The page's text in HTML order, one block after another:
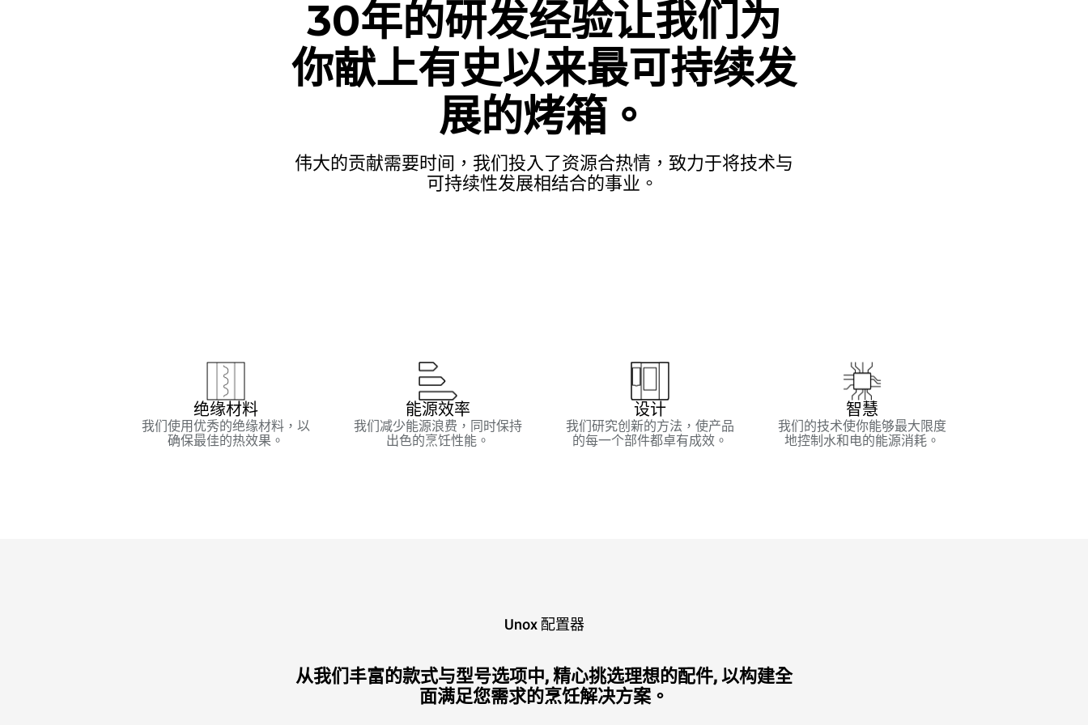
30年的研发经验让我们为
你献上有史以来最可持续发
展的烤箱。
伟大的贡献需要时间，我们投入了资源合热情，致力于将技术与
可持续性发展相结合的事业。
绝缘材料
我们使用优秀的绝缘材料，以
确保最佳的热效果。
能源效率
我们减少能源浪费，同时保持
出色的烹饪性能。
设计
我们研究创新的方法，使产品
的每一个部件都卓有成效。
智慧
我们的技术使你能够最大限度
地控制水和电的能源消耗。
Unox 配置器
从我们丰富的款式与型号选项中, 精心挑选理想的配件, 以构建全
面满足您需求的烹饪解决方案。